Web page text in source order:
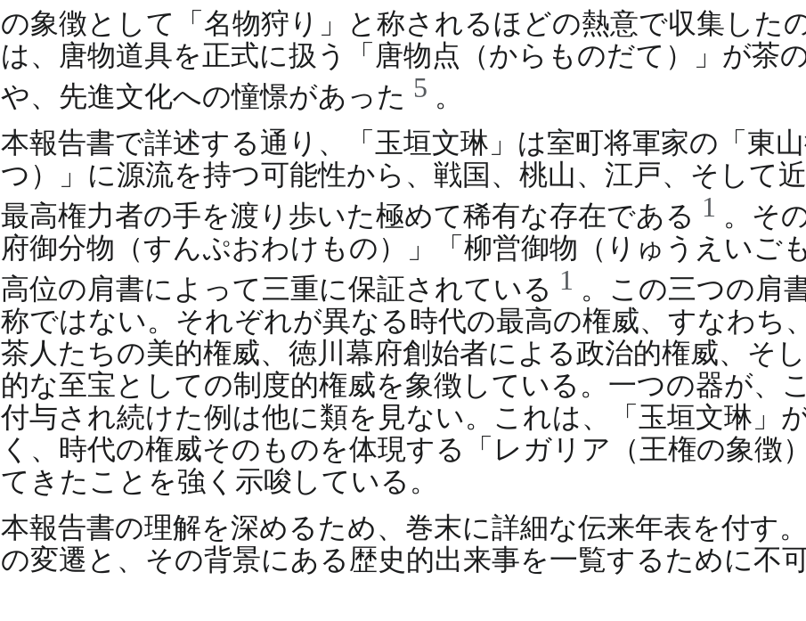
の象徴として「名物狩り」と称されるほどの熱意で収集した
は、唐物道具を正式に扱う「唐物点（からものだて）」が茶
や、先進文化への憧憬があった 5 。
本報告書で詳述する通り、「玉垣文琳」は室町将軍家の「東
つ）」に源流を持つ可能性から、戦国、桃山、江戸、そして
最高権力者の手を渡り歩いた極めて稀有な存在である 1 。そ
府御分物（すんぷおわけもの）」「柳営御物（りゅうえいご
高位の肩書によって三重に保証されている 1 。この三つの肩
称ではない。それぞれが異なる時代の最高の権威、すなわち
茶人たちの美的権威、徳川幕府創始者による政治的権威、そ
的な至宝としての制度的権威を象徴している。一つの器が、
付与され続けた例は他に類を見ない。これは、「玉垣文琳」
く、時代の権威そのものを体現する「レガリア（王権の象徴
てきたことを強く示唆している。
本報告書の理解を深めるため、巻末に詳細な伝来年表を付す
の変遷と、その背景にある歴史的出来事を一覧するために不